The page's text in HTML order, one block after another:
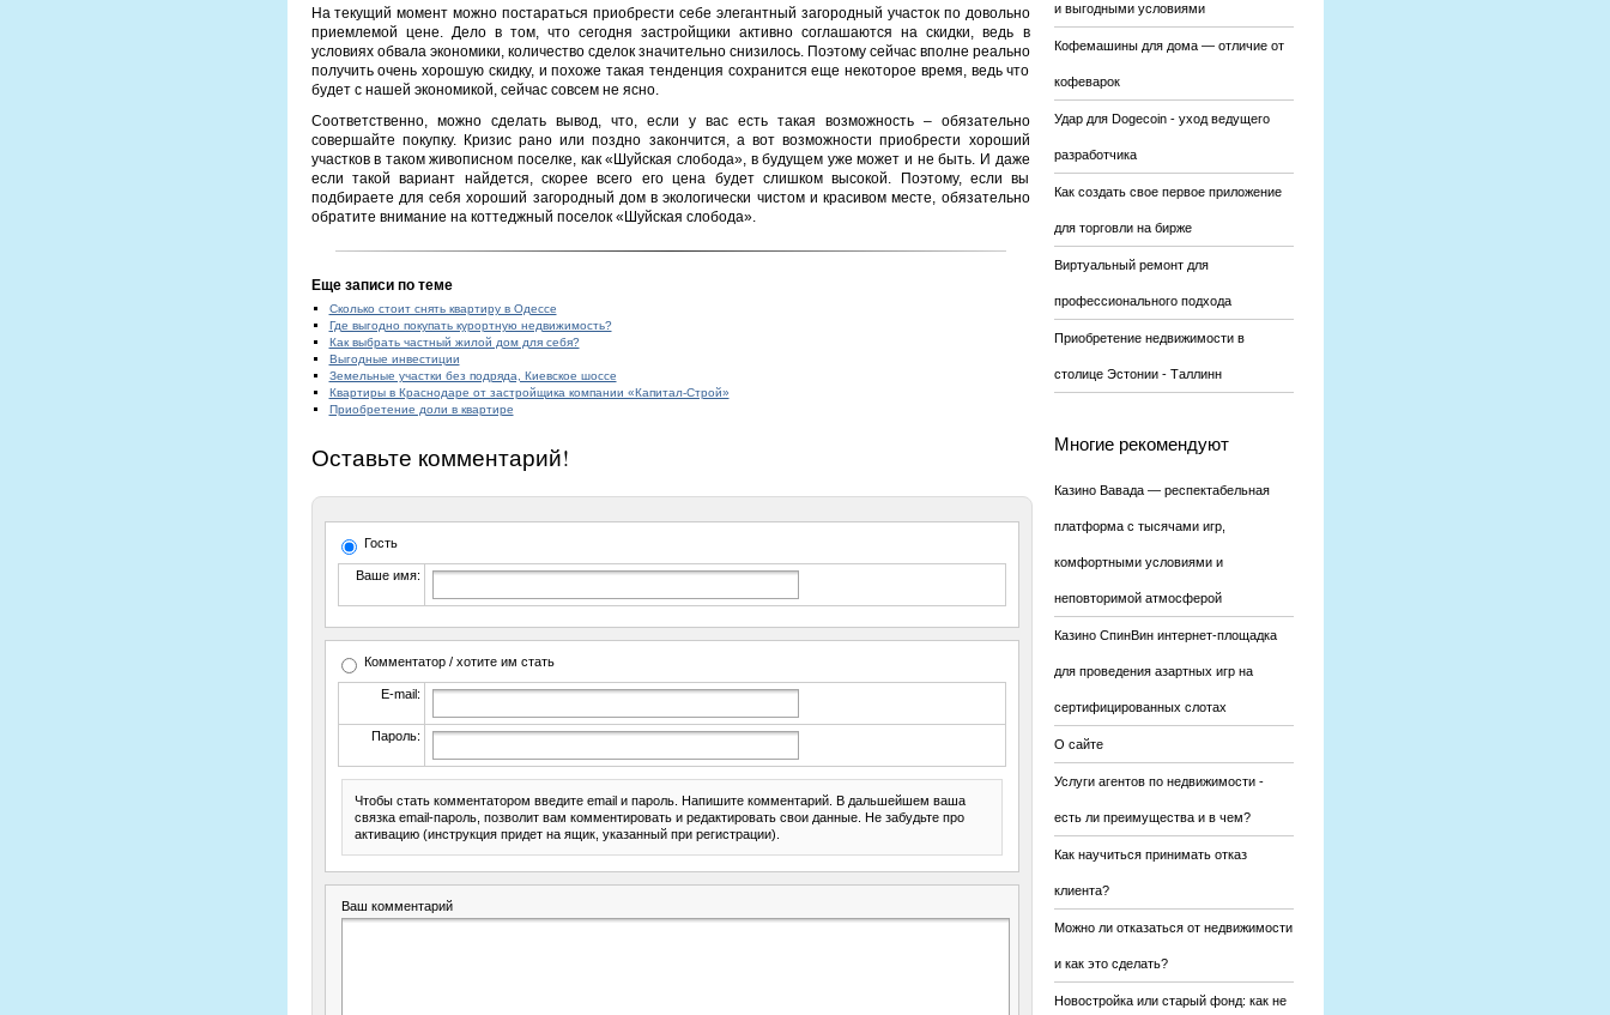
На текущий момент можно постараться приобрести себе элегантный загородный участок по довольно
приемлемой цене. Дело в том, что сегодня застройщики активно соглашаются на скидки, ведь в
условиях обвала экономики, количество сделок значительно снизилось. Поэтому сейчас вполне реально
получить очень хорошую скидку, и похоже такая тенденция сохранится еще некоторое время, ведь что
будет с нашей экономикой, сейчас совсем не ясно.
Соответственно, можно сделать вывод, что, если у вас есть такая возможность – обязательно
совершайте покупку. Кризис рано или поздно закончится, а вот возможности приобрести хороший
участков в таком живописном поселке, как «Шуйская слобода», в будущем уже может и не быть. И даже
если такой вариант найдется, скорее всего его цена будет слишком высокой. Поэтому, если вы
подбираете для себя хороший загородный дом в экологически чистом и красивом месте, обязательно
обратите внимание на коттеджный поселок «Шуйская слобода».
Еще записи по теме
Сколько стоит снять квартиру в Одессе
Где выгодно покупать курортную недвижимость?
Как выбрать частный жилой дом для себя?
Выгодные инвестиции
Земельные участки без подряда, Киевское шоссе
Квартиры в Краснодаре от застройщика компании «Капитал-Строй»
Приобретение доли в квартире
Оставьте комментарий!
Гость
Ваше имя:
Комментатор / хотите им стать
E-mail:
Пароль:
Чтобы стать комментатором введите email и пароль. Напишите комментарий. В дальшейшем ваша
связка email-пароль, позволит вам комментировать и редактировать свои данные. Не забудьте про
активацию (инструкция придет на ящик, указанный при регистрации).
Ваш комментарий
и выгодными условиями
Кофемашины для дома — отличие от
кофеварок
Удар для Dogecoin - уход ведущего
разработчика
Как создать свое первое приложение
для торговли на бирже
Виртуальный ремонт для
профессионального подхода
Приобретение недвижимости в
столице Эстонии - Таллинн
Многие рекомендуют
Казино Вавада — респектабельная
платформа с тысячами игр,
комфортными условиями и
неповторимой атмосферой
Казино СпинВин интернет-площадка
для проведения азартных игр на
сертифицированных слотах
О сайте
Услуги агентов по недвижимости -
есть ли преимущества и в чем?
Как научиться принимать отказ
клиента?
Можно ли отказаться от недвижимости
и как это сделать?
Новостройка или старый фонд: как не